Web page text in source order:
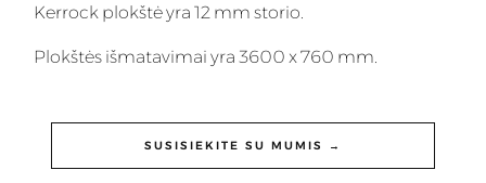
Kerrock plokštė yra 12 mm storio.
Plokštės išmatavimai yra 3600 x 760 mm.
SUSISIEKITE SU MUMIS →